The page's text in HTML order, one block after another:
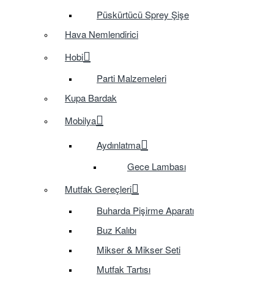
Püskürtücü Sprey Şişe
Hava Nemlendirici
Hobi
Parti Malzemeleri
Kupa Bardak
Mobilya
Aydınlatma
Gece Lambası
Mutfak Gereçleri
Buharda Pişirme Aparatı
Buz Kalıbı
Mikser & Mikser Seti
Mutfak Tartısı